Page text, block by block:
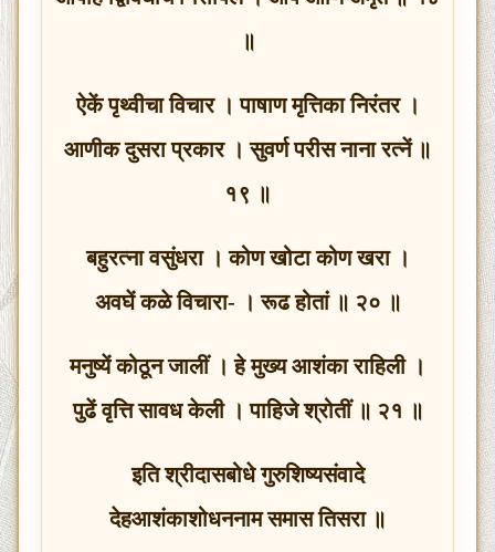
॥
ऐकें पृथ्वीचा विचार । पाषाण मृत्तिका निरंतर ।
आणीक दुसरा प्रकार । सुवर्ण परीस नाना रत्नें ॥
१९ ॥
बहुरत्ना वसुंधरा । कोण खोटा कोण खरा ।
अवघें कळे विचारा- । रूढ होतां ॥ २० ॥
मनुष्यें कोठून जालीं । हे मुख्य आशंका राहिली ।
पुढें वृत्ति सावध केली । पाहिजे श्रोतीं ॥ २१ ॥
इति श्रीदासबोधे गुरुशिष्यसंवादे
देहआशंकाशोधननाम समास तिसरा ॥